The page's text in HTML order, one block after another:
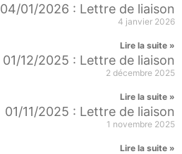
04/01/2026 : Lettre de liaison
4 janvier 2026
Lire la suite »
01/12/2025 : Lettre de liaison
2 décembre 2025
Lire la suite »
01/11/2025 : Lettre de liaison
1 novembre 2025
Lire la suite »